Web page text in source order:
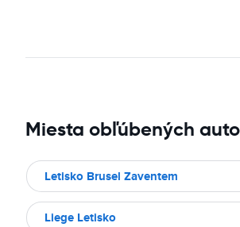
Miesta obľúbených
Letisko Brusel Zaventem
Liege Letisko